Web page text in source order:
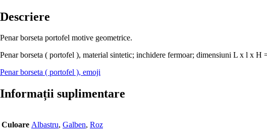
Descriere
Penar borseta portofel motive geometrice.
Penar borseta ( portofel ), material sintetic; inchidere fermoar; dimensiuni L x l x
Penar borseta ( portofel ), emoji
Informații suplimentare
Culoare Albastru, Galben, Roz